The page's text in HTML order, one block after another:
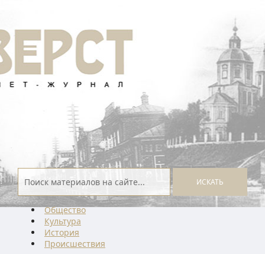
ИСКАТЬ
Общество
Культура
История
Проиcшествия